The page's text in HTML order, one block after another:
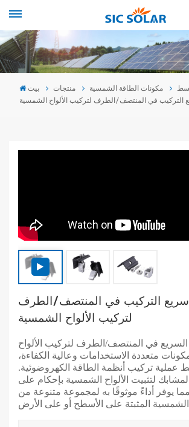
بيت منتجات مكونات الطاقة الشمسية
في المنتصف/الطرف لتركيب الألواح الشمسية
التركيب في المنتصف/الطرف
لتركيب الألواح الشمسية
السريع في المنتصف/الطرف لتركيب الألواح
متعددة الاستخدامات وعالية الكفاءة،
عملية تركيب أنظمة الطاقة الكهروضوئية.
لتثبيت الألواح الشمسية بإحكام على
يوفر أداءً موثوقًا به لمجموعة متنوعة من